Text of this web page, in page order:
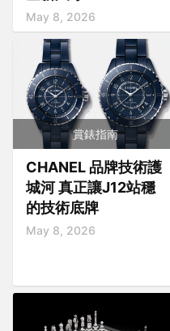
May 8, 2026
賞錶指南
CHANEL 品牌技術護
城河 真正讓J12站穩
的技術底牌
May 8, 2026